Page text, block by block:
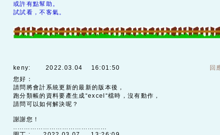
或許有點幫助。
試試看，不客氣。
keny: 2022.03.04 16:01:50
回
您好：
請問將會計系統更新的最新的版本後，
跑分類帳的資料要產生成“excel“檔時，沒有動作，
請問可以如何解決呢？
謝謝您！
............................................